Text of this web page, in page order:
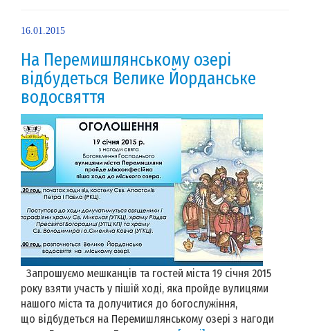
16.01.2015
На Перемишлянському озері
відбудеться Велике Йорданське
водосвяття
Запрошуємо мешканців та гостей міста 19 січня 2015
року взяти участь у пішій ході, яка пройде вулицями
нашого міста та долучитися до богослужіння,
що відбудеться на Перемишлянському озері з нагоди